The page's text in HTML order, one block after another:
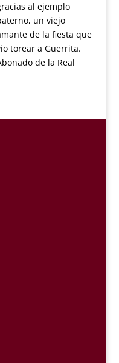
al ejemplo
un viejo
de la fiesta que
torear a Guerrita.
de la Real